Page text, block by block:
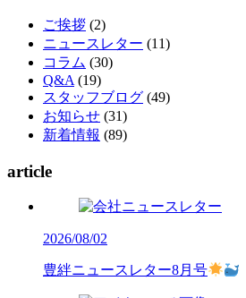
ご挨拶 (2)
ニュースレター (11)
コラム (30)
Q&A (19)
スタッフブログ (49)
お知らせ (31)
新着情報 (89)
article
2026/08/02
豊絆ニュースレター8月号